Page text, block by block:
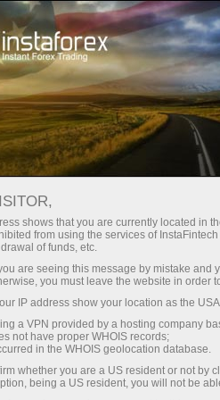
À propos de la société
Mur de
InstaForex est l'une des
mondiales sur le marché
l'origine de la marque
position concurrentielle
segments clés. Le groupe
nombreux prix
shows that you are currently located in
from using the services of
of funds, etc.
are seeing this message by mistake and
you must leave the website in order
IP address show your location as the
a VPN provided by a hosting company
not have proper WHOIS records;
in the WHOIS geolocation database.
whether you are a US resident or not by
being a US resident, you will not be